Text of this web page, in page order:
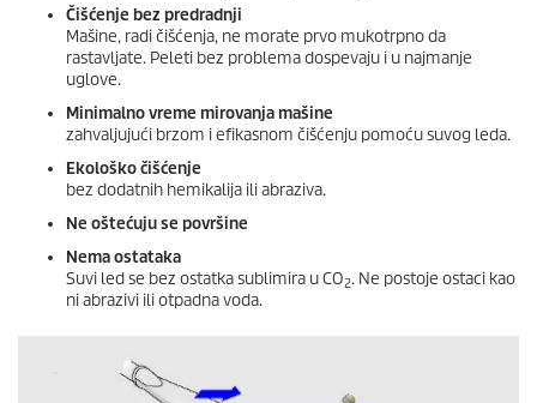
Čišćenje bez predradnji
Mašine, radi čišćenja, ne morate prvo mukotrpno da
rastavljate. Peleti bez problema dospevaju i u najmanje
uglove.
Minimalno vreme mirovanja mašine
zahvaljujući brzom i efikasnom čišćenju pomoću suvog leda.
Ekološko čišćenje
bez dodatnih hemikalija ili abraziva.
Ne oštećuju se površine
Nema ostataka
Suvi led se bez ostatka sublimira u CO2. Ne postoje ostaci kao
ni abrazivi ili otpadna voda.